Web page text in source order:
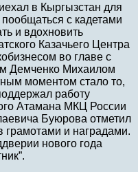
в Кыргызстан для
пообщаться с кадетами
и вдохновить
Казачьего Центра
во главе с
Демченко Михаилом
моментом стало то,
работу
Атамана МКЦ России
Буюрова отметил
грамотами и наградами.
нового года